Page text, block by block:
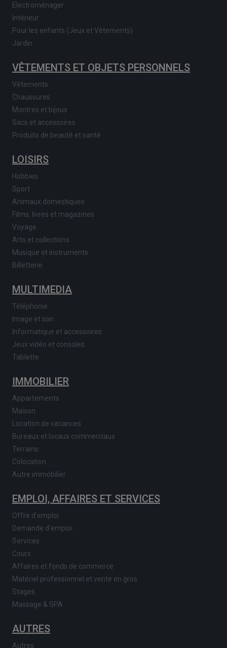
Electroménager
Intérieur
Pour les enfants (Jeux et Vêtements)
Jardin
VÊTEMENTS ET OBJETS PERSONNELS
Vêtements
Chaussures
Montres et bijoux
Sacs et accessoires
Produits de beauté et santé
LOISIRS
Hobbies
Sport
Animaux domestiques
Films, livres et magazines
Voyage
Arts et collections
Musique et instruments
Billetterie
MULTIMEDIA
Téléphonie
Image et son
Informatique et accessoires
Jeux vidéo et consoles
Tablette
IMMOBILIER
Appartements
Maison
Location de vacances
Bureaux et locaux commerciaux
Terrains
Colocation
Autre immobilier
EMPLOI, AFFAIRES ET SERVICES
Offre d'emploi
Demande d'emploi
Services
Cours
Affaires et fonds de commerce
Matériel professionnel et vente en gros
Stages
Massage & SPA
AUTRES
Autres